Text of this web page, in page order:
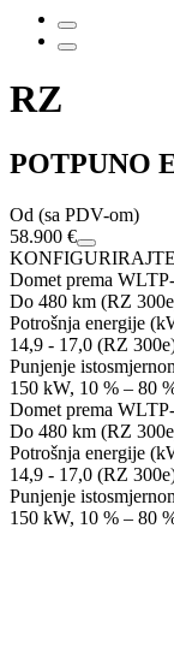
RZ
POTPUNO
Od (sa PDV-om)
58.900 €
KONFIGURIRAJTE
Domet prema
Do 480 km (RZ
Potrošnja energije
14,9 - 17,0 (RZ
Punjenje
150 kW, 10 % – 80
Domet prema
Do 480 km (RZ
Potrošnja energije
14,9 - 17,0 (RZ
Punjenje
150 kW, 10 % – 80